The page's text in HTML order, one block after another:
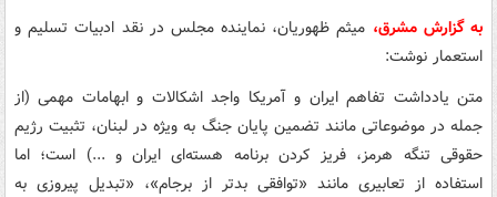
به گزارش مشرق، میثم ظهوریان، نماینده مجلس در نقد ادبیات تسلیم و
استعمار نوشت:
متن یادداشت تفاهم ایران و آمریکا واجد اشکالات و ابهامات مهمی (از
جمله در موضوعاتی مانند تضمین پایان جنگ به ویژه در لبنان، تثبیت رژیم
حقوقی تنگه هرمز، فریز کردن برنامه هسته‌ای ایران و ...) است؛ اما
استفاده از تعابیری مانند «توافقی بدتر از برجام»، «تبدیل پیروزی به